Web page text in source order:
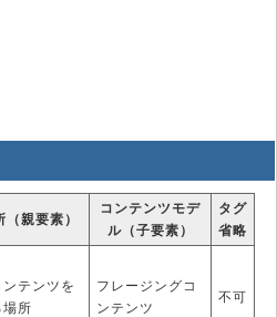
親要素）
コンテンツモデ
ル（子要素）
タグ
省略
テンツを
所
フレージングコ
ンテンツ
不可